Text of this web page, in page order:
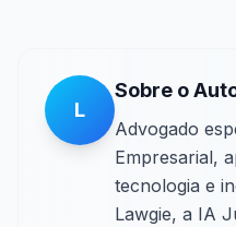
L
Sobre o
Advogado
Empresarial,
tecnologia e
Lawgie, a IA